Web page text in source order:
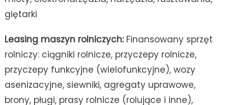
giętarki
Leasing maszyn rolniczych:Finansowany sprzęt
rolniczy: ciągniki rolnicze, przyczepy rolnicze,
przyczepy funkcyjne (wielofunkcyjne), wozy
asenizacyjne, siewniki, agregaty uprawowe,
brony, pługi, prasy rolnicze (rolujące i inne),